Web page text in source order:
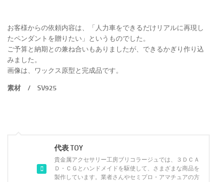
お客様からの依頼内容は、「人力車をできるだけリアルに再現し
たペンダントを贈りたい」というものでした。
ご予算と納期との兼ね合いもありましたが、できるかぎり作り込
みました。
画像は、ワックス原型と完成品です。
素材 / SV925
代表 TOY
貴金属アクセサリー工房ブリコラージュでは、３ＤＣＡ
Ｄ・ＣＧとハンドメイドを駆使して、さまざまな商品を
製作しています。業者さんやセミプロ・アマチュアの方